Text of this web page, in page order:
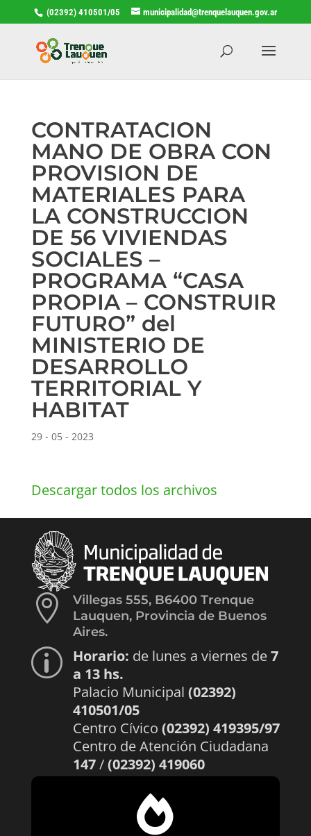
(02392) 410501/05 municipalidad@trenquelauquen.gov.ar
CONTRATACION
MANO DE OBRA CON
PROVISION DE
MATERIALES PARA
LA CONSTRUCCION
DE 56 VIVIENDAS
SOCIALES –
PROGRAMA “CASA
PROPIA – CONSTRUIR
FUTURO” del
MINISTERIO DE
DESARROLLO
TERRITORIAL Y
HABITAT
29 - 05 - 2023
Descargar todos los archivos

Villegas 555, B6400 Trenque
Lauquen, Provincia de Buenos
Aires.
p Horario: de lunes a viernes de7
a 13 hs.
Palacio Municipal (02392)
410501/05
Centro Cívico (02392) 419395/97
Centro de Atención Ciudadana
147/(02392) 419060
